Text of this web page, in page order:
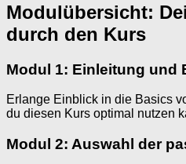
Modulübersicht:
durch den Kurs
Modul 1: Einleitung und
Erlange Einblick in die Basics
du diesen Kurs optimal nutzen
Modul 2: Auswahl der